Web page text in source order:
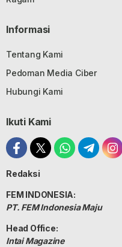
Informasi
Tentang Kami
Pedoman Media Ciber
Hubungi Kami
Ikuti Kami
Redaksi
FEM INDONESIA:
PT. FEM Indonesia Maju
Head Office:
Intai Magazine